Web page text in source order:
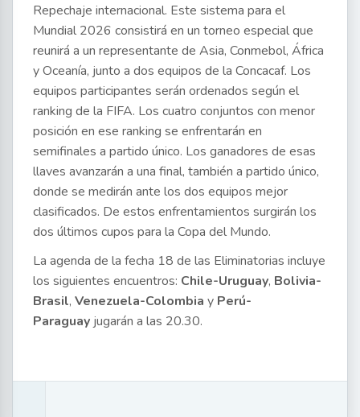
Repechaje internacional. Este sistema para el
Mundial 2026 consistirá en un torneo especial que
reunirá a un representante de Asia, Conmebol, África
y Oceanía, junto a dos equipos de la Concacaf. Los
equipos participantes serán ordenados según el
ranking de la FIFA. Los cuatro conjuntos con menor
posición en ese ranking se enfrentarán en
semifinales a partido único. Los ganadores de esas
llaves avanzarán a una final, también a partido único,
donde se medirán ante los dos equipos mejor
clasificados. De estos enfrentamientos surgirán los
dos últimos cupos para la Copa del Mundo.
La agenda de la fecha 18 de las Eliminatorias incluye
los siguientes encuentros: Chile-Uruguay, Bolivia-
Brasil, Venezuela-Colombia y Perú-
Paraguay jugarán a las 20.30.